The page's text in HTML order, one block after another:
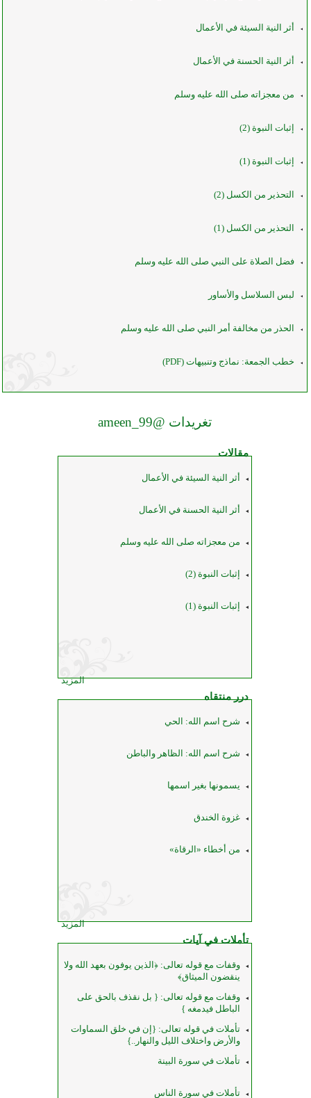
أثر النية السيئة في الأعمال
أثر النية الحسنة في الأعمال
من معجزاته صلى الله عليه وسلم
إثبات النبوة (2)
إثبات النبوة (1)
التحذير من الكسل (2)
التحذير من الكسل (1)
فضل الصلاة على النبي صلى الله عليه وسلم
لبس السلاسل والأساور
الحذر من مخالفة أمر النبي صلى الله عليه وسلم
خطب الجمعة: نماذج وتنبيهات (PDF)
تغريدات @99_ameen
مقالات
أثر النية السيئة في الأعمال
أثر النية الحسنة في الأعمال
من معجزاته صلى الله عليه وسلم
إثبات النبوة (2)
إثبات النبوة (1)
المزيد
درر منتقاه
شرح اسم الله: الحي
شرح اسم الله: الظاهر والباطن
يسمونها بغير اسمها
غزوة الخندق
من أخطاء «الرقاة»
المزيد
تأملات في آيات
وقفات مع قوله تعالى: ﴿الذين يوفون بعهد الله ولا
ينقضون الميثاق﴾
وقفات مع قوله تعالى: { بل نقذف بالحق على
الباطل فيدمغه }
تأملات في قوله تعالى: {إن في خلق السماوات
والأرض واختلاف الليل والنهار..}
تأملات في سورة البينة
تأملات في سورة الناس